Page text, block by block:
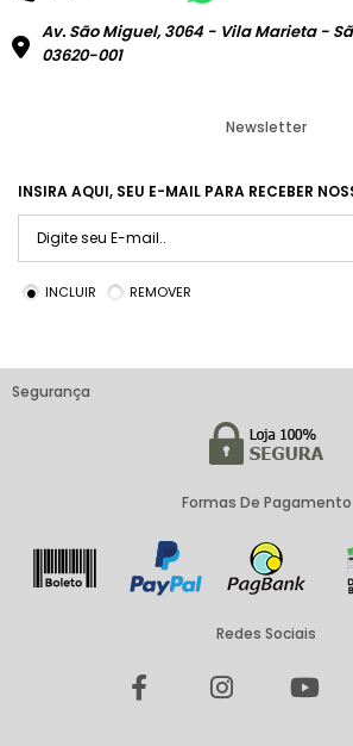
Av. São Miguel, 3064 - Vila Marieta -
03620-001
Newsletter
INSIRA AQUI, SEU E-MAIL PARA RECEBER
INCLUIR REMOVER
Segurança
Formas De Pagamento
Redes Sociais